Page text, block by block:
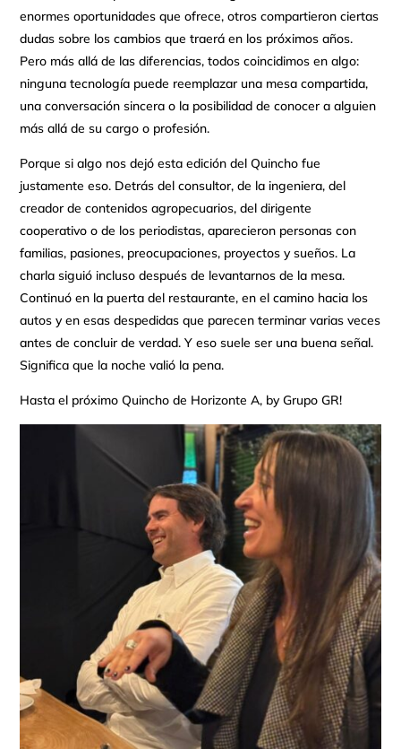
enormes oportunidades que ofrece, otros compartieron ciertas
dudas sobre los cambios que traerá en los próximos años.
Pero más allá de las diferencias, todos coincidimos en algo:
ninguna tecnología puede reemplazar una mesa compartida,
una conversación sincera o la posibilidad de conocer a alguien
más allá de su cargo o profesión.
Porque si algo nos dejó esta edición del Quincho fue
justamente eso. Detrás del consultor, de la ingeniera, del
creador de contenidos agropecuarios, del dirigente
cooperativo o de los periodistas, aparecieron personas con
familias, pasiones, preocupaciones, proyectos y sueños. La
charla siguió incluso después de levantarnos de la mesa.
Continuó en la puerta del restaurante, en el camino hacia los
autos y en esas despedidas que parecen terminar varias veces
antes de concluir de verdad. Y eso suele ser una buena señal.
Significa que la noche valió la pena.
Hasta el próximo Quincho de Horizonte A, by Grupo GR!